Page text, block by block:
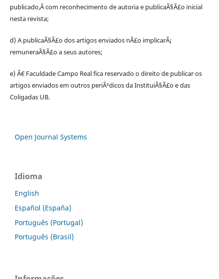
publicado,Â com reconhecimento de autoria e publicaÃ§Ã£o inicial
nesta revista;
d) A publicaÃ§Ã£o dos artigos enviados nÃ£o implicarÃ¡
remuneraÃ§Ã£o a seus autores;
e) Ã€ Faculdade Campo Real fica reservado o direito de publicar os
artigos enviados em outros periÃ³dicos da InstituiÃ§Ã£o e das
Coligadas UB.
Open Journal Systems
Idioma
English
Español (España)
Português (Portugal)
Português (Brasil)